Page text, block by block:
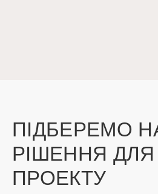
ПІДБЕРЕМО
РІШЕННЯ
ПРОЕКТУ